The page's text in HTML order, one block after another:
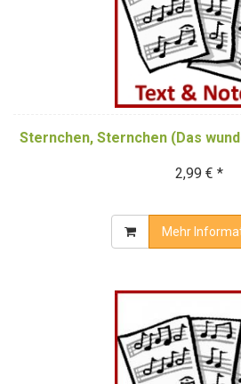
Sternchen, Sternchen (Das
2,99 € *
Mehr